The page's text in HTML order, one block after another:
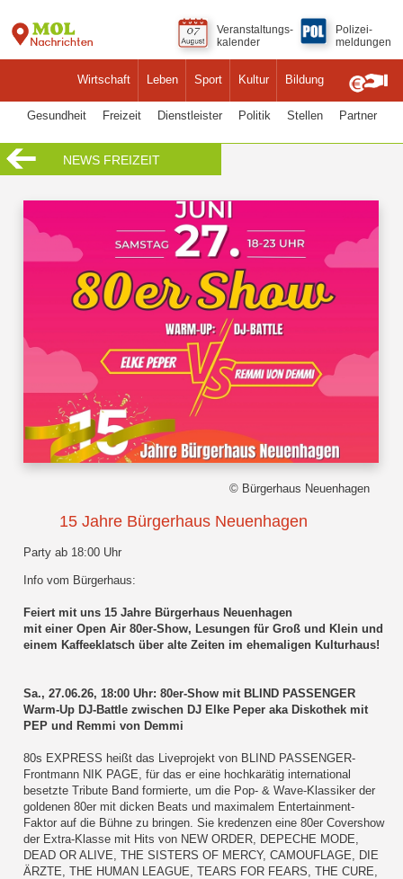
Wirtschaft Leben Sport Kultur Bildung
Veranstaltungs-
kalender
Polizei-
meldungen
Gesundheit Freizeit Dienstleister Politik Stellen Partner
NEWS FREIZEIT
© Bürgerhaus Neuenhagen
15 Jahre Bürgerhaus Neuenhagen
Party ab 18:00 Uhr
Info vom Bürgerhaus:
Feiert mit uns 15 Jahre Bürgerhaus Neuenhagen
mit einer Open Air 80er-Show, Lesungen für Groß und Klein und
einem Kaffeeklatsch über alte Zeiten im ehemaligen Kulturhaus!
Sa., 27.06.26, 18:00 Uhr: 80er-Show mit BLIND PASSENGER
Warm-Up DJ-Battle zwischen DJ Elke Peper aka Diskothek mit
PEP und Remmi von Demmi
80s EXPRESS heißt das Liveprojekt von BLIND PASSENGER-
Frontmann NIK PAGE, für das er eine hochkarätig international
besetzte Tribute Band formierte, um die Pop- & Wave-Klassiker der
goldenen 80er mit dicken Beats und maximalem Entertainment-
Faktor auf die Bühne zu bringen. Sie kredenzen eine 80er Covershow
der Extra-Klasse mit Hits von NEW ORDER, DEPECHE MODE,
DEAD OR ALIVE, THE SISTERS OF MERCY, CAMOUFLAGE, DIE
ÄRZTE, THE HUMAN LEAGUE, TEARS FOR FEARS, THE CURE,